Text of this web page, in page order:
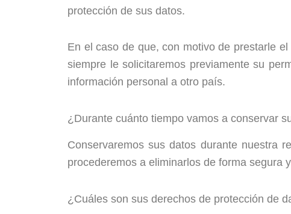
protección de sus datos.
En el caso de que, con motivo de prestarle
siempre le solicitaremos previamente su
información personal a otro país.
¿Durante cuánto tiempo vamos a conservar
Conservaremos sus datos durante nuestra
procederemos a eliminarlos de forma segura
¿Cuáles son sus derechos de protección de